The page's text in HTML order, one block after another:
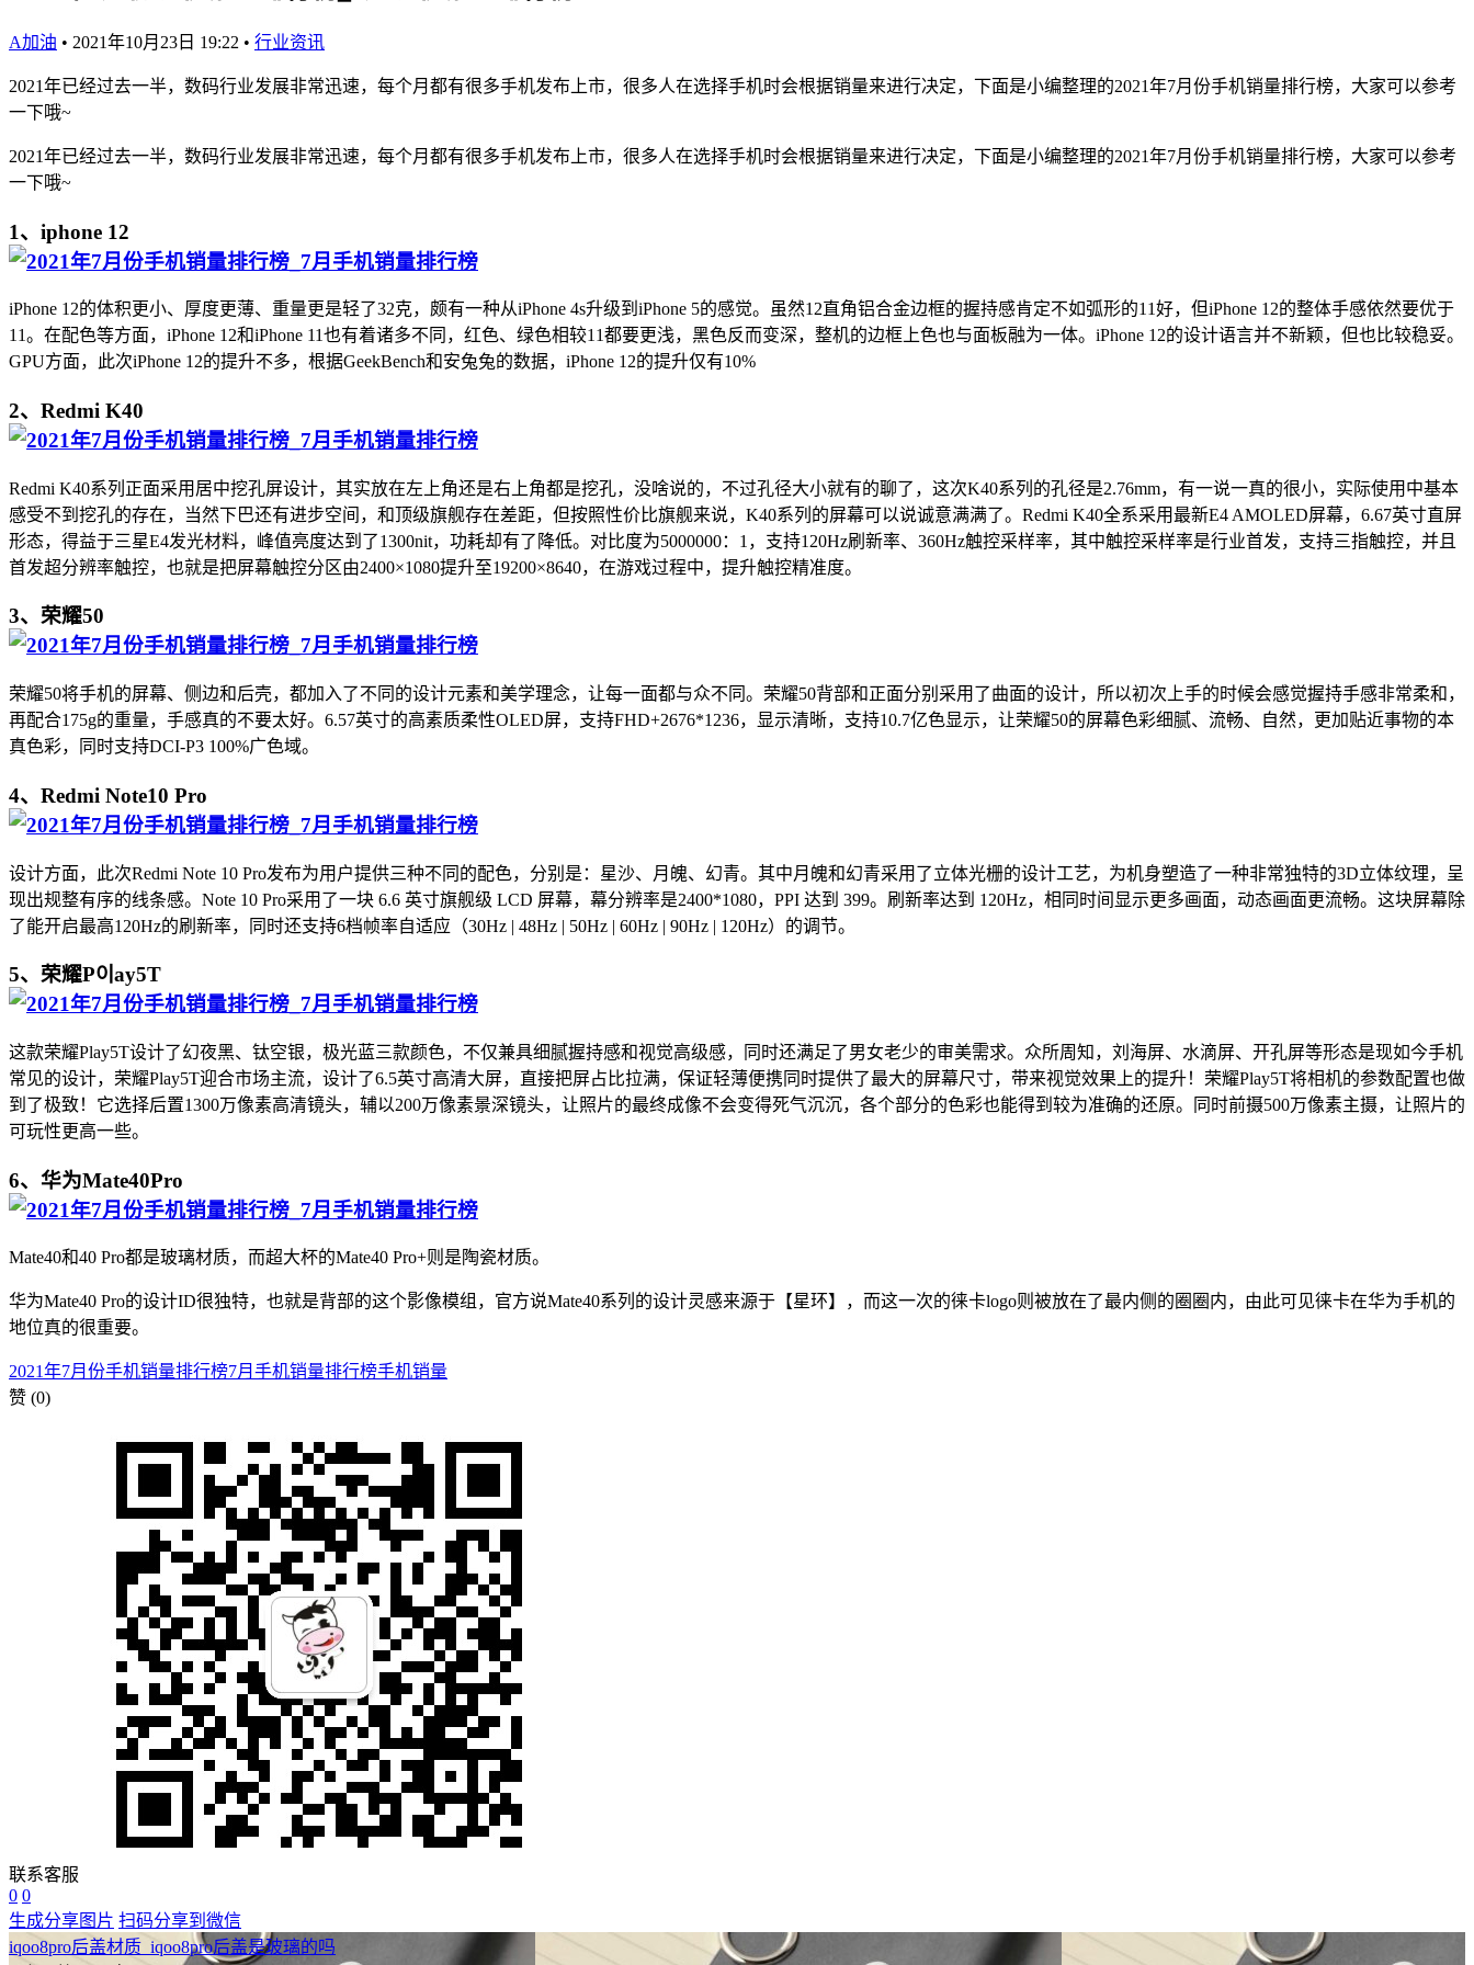
A加油 • 2021年10月23日 19:22 • 行业资讯
2021年已经过去一半，数码行业发展非常迅速，每个月都有很多手机发布上市，很多人在选择手机时会根据销量来进行决定，下面是小编整理的2021年7月份手机销量排行榜，大家可以参考
一下哦~
2021年已经过去一半，数码行业发展非常迅速，每个月都有很多手机发布上市，很多人在选择手机时会根据销量来进行决定，下面是小编整理的2021年7月份手机销量排行榜，大家可以参考
一下哦~
1、iphone 12
iPhone 12的体积更小、厚度更薄、重量更是轻了32克，颇有一种从iPhone 4s升级到iPhone 5的感觉。虽然12直角铝合金边框的握持感肯定不如弧形的11好，但iPhone 12的整体手感依然要优于
11。在配色等方面，iPhone 12和iPhone 11也有着诸多不同，红色、绿色相较11都要更浅，黑色反而变深，整机的边框上色也与面板融为一体。iPhone 12的设计语言并不新颖，但也比较稳妥。
GPU方面，此次iPhone 12的提升不多，根据GeekBench和安兔兔的数据，iPhone 12的提升仅有10%
2、Redmi K40
Redmi K40系列正面采用居中挖孔屏设计，其实放在左上角还是右上角都是挖孔，没啥说的，不过孔径大小就有的聊了，这次K40系列的孔径是2.76mm，有一说一真的很小，实际使用中基本
感受不到挖孔的存在，当然下巴还有进步空间，和顶级旗舰存在差距，但按照性价比旗舰来说，K40系列的屏幕可以说诚意满满了。Redmi K40全系采用最新E4 AMOLED屏幕，6.67英寸直屏
形态，得益于三星E4发光材料，峰值亮度达到了1300nit，功耗却有了降低。对比度为5000000：1，支持120Hz刷新率、360Hz触控采样率，其中触控采样率是行业首发，支持三指触控，并且
首发超分辨率触控，也就是把屏幕触控分区由2400×1080提升至19200×8640，在游戏过程中，提升触控精准度。
3、荣耀50
荣耀50将手机的屏幕、侧边和后壳，都加入了不同的设计元素和美学理念，让每一面都与众不同。荣耀50背部和正面分别采用了曲面的设计，所以初次上手的时候会感觉握持手感非常柔和，
再配合175g的重量，手感真的不要太好。6.57英寸的高素质柔性OLED屏，支持FHD+2676*1236，显示清晰，支持10.7亿色显示，让荣耀50的屏幕色彩细腻、流畅、自然，更加贴近事物的本
真色彩，同时支持DCI-P3 100%广色域。
4、Redmi Note10 Pro
设计方面，此次Redmi Note 10 Pro发布为用户提供三种不同的配色，分别是：星沙、月魄、幻青。其中月魄和幻青采用了立体光栅的设计工艺，为机身塑造了一种非常独特的3D立体纹理，呈
现出规整有序的线条感。Note 10 Pro采用了一块 6.6 英寸旗舰级 LCD 屏幕，幕分辨率是2400*1080，PPI 达到 399。刷新率达到 120Hz，相同时间显示更多画面，动态画面更流畅。这块屏幕除
了能开启最高120Hz的刷新率，同时还支持6档帧率自适应（30Hz | 48Hz | 50Hz | 60Hz | 90Hz | 120Hz）的调节。
5、荣耀P이ay5T
这款荣耀Play5T设计了幻夜黑、钛空银，极光蓝三款颜色，不仅兼具细腻握持感和视觉高级感，同时还满足了男女老少的审美需求。众所周知，刘海屏、水滴屏、开孔屏等形态是现如今手机
常见的设计，荣耀Play5T迎合市场主流，设计了6.5英寸高清大屏，直接把屏占比拉满，保证轻薄便携同时提供了最大的屏幕尺寸，带来视觉效果上的提升！荣耀Play5T将相机的参数配置也做
到了极致！它选择后置1300万像素高清镜头，辅以200万像素景深镜头，让照片的最终成像不会变得死气沉沉，各个部分的色彩也能得到较为准确的还原。同时前摄500万像素主摄，让照片的
可玩性更高一些。
6、华为Mate40Pro
Mate40和40 Pro都是玻璃材质，而超大杯的Mate40 Pro+则是陶瓷材质。
华为Mate40 Pro的设计ID很独特，也就是背部的这个影像模组，官方说Mate40系列的设计灵感来源于【星环】，而这一次的徕卡logo则被放在了最内侧的圈圈内，由此可见徕卡在华为手机的
地位真的很重要。
2021年7月份手机销量排行榜7月手机销量排行榜手机销量
赞 (0)
联系客服
0 0
生成分享图片 扫码分享到微信
iqoo8pro后盖材质_iqoo8pro后盖是玻璃的吗